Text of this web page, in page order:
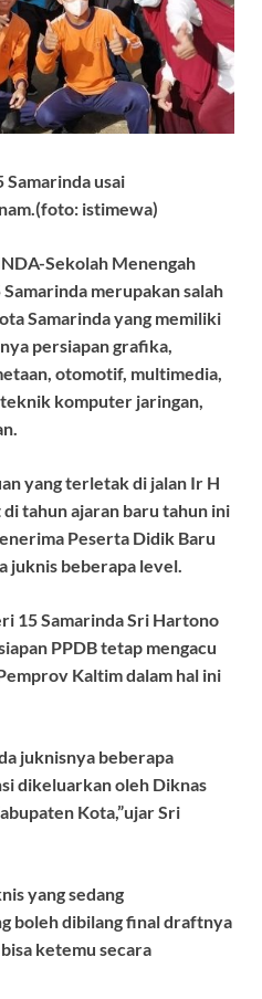
Samarinda usai
istimewa)
Sekolah Menengah
merupakan salah
Samarinda yang memiliki
persiapan grafika,
otomotif, multimedia,
komputer jaringan,
yang terletak di jalan Ir H
tahun ajaran baru tahun ini
Peserta Didik Baru
juknis beberapa level.
15 Samarinda Sri Hartono
PPDB tetap mengacu
Kaltim dalam hal ini
juknisnya beberapa
dikeluarkan oleh Diknas
Kota,”ujar Sri
yang sedang
boleh dibilang final draftnya
ketemu secara